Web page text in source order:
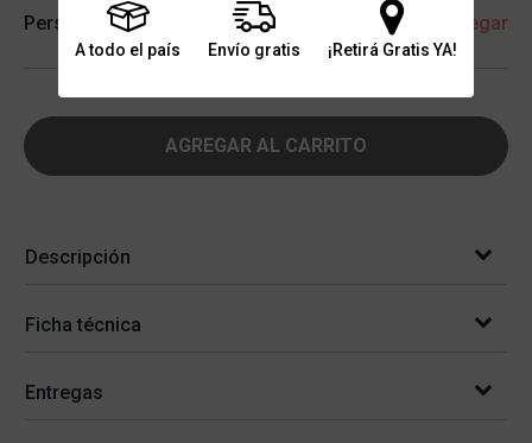
A todo el país Envío gratis ¡Retirá Gratis YA!
Personalización + Agregar
AGREGAR AL CARRITO
Descripción
Ficha técnica
Entregas